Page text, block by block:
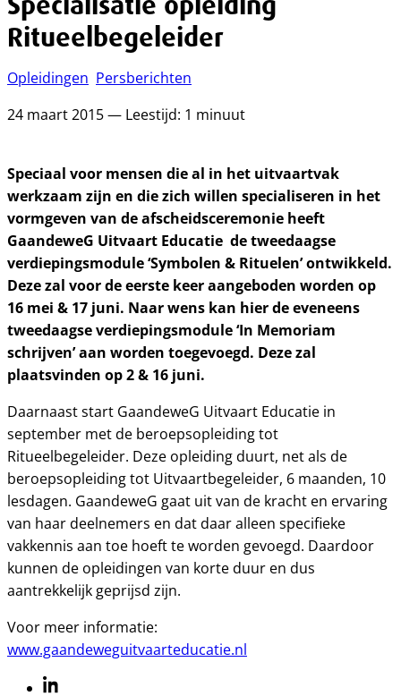
Ritueelbegeleider
Opleidingen Persberichten
24 maart 2015 — Leestijd: 1 minuut
Speciaal voor mensen die al in het uitvaartvak
werkzaam zijn en die zich willen specialiseren in het
vormgeven van de afscheidsceremonie heeft
GaandeweG Uitvaart Educatie de tweedaagse
verdiepingsmodule ‘Symbolen & Rituelen’ ontwikkeld.
Deze zal voor de eerste keer aangeboden worden op
16 mei & 17 juni. Naar wens kan hier de eveneens
tweedaagse verdiepingsmodule ‘In Memoriam
schrijven’ aan worden toegevoegd. Deze zal
plaatsvinden op 2 & 16 juni.
Daarnaast start GaandeweG Uitvaart Educatie in
september met de beroepsopleiding tot
Ritueelbegeleider. Deze opleiding duurt, net als de
beroepsopleiding tot Uitvaartbegeleider, 6 maanden, 10
lesdagen. GaandeweG gaat uit van de kracht en ervaring
van haar deelnemers en dat daar alleen specifieke
vakkennis aan toe hoeft te worden gevoegd. Daardoor
kunnen de opleidingen van korte duur en dus
aantrekkelijk geprijsd zijn.
Voor meer informatie:
www.gaandeweguitvaarteducatie.nl
Linkedin